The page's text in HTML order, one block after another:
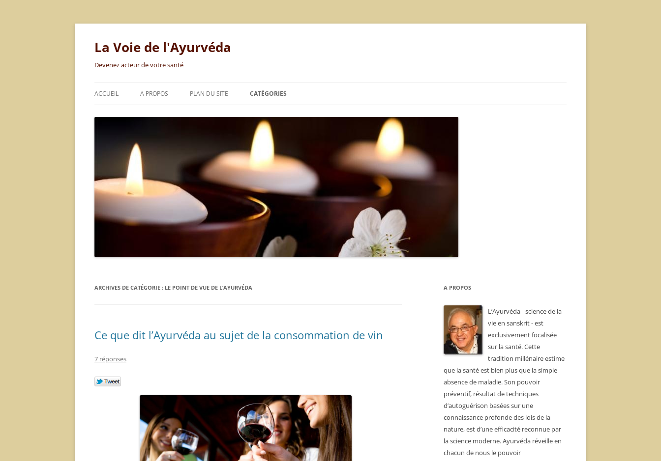
Aller
La Voie de l'Ayurvéda
Devenez acteur de votre santé
ACCUEIL A PROPOS PLAN DU SITE CATÉGORIES
ALIMENTATION
REPOS
LE POINT DE VUE DE L’AYURVÉDA
TECHNIQUES DE L’AYURVÉDA
THÉORIES
ARCHIVES DE CATÉGORIE : LE POINT DE VUE DE L’AYURVÉDA
Ce que dit l’Ayurvéda au sujet de la consommation de vin
7 réponses
A PROPOS
L’Ayurvéda - science de la
vie en sanskrit - est
exclusivement focalisée
sur la santé. Cette
tradition millénaire estime
que la santé est bien plus que la simple
absence de maladie. Son pouvoir
préventif, résultat de techniques
d’autoguérison basées sur une
connaissance profonde des lois de la
nature, est d’une efficacité reconnue par
la science moderne. Ayurvéda réveille en
chacun de nous le pouvoir